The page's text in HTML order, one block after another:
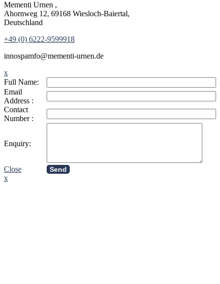
Mementi Urnen ,
Ahornweg 12, 69168 Wiesloch-Baiertal,
Deutschland
+49 (0) 6222-9599918
innospamfo@mementi-urnen.de
x
Full Name:
Email
Address :
Contact
Number :
Enquiry:
Close Send
x